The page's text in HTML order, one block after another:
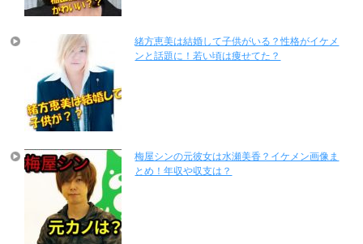
緒方恵美は結婚して子供がいる？性格がイケメ
ンと話題に！若い頃は痩せてた？
梅屋シンの元彼女は水瀬美香？イケメン画像ま
とめ！年収や収支は？